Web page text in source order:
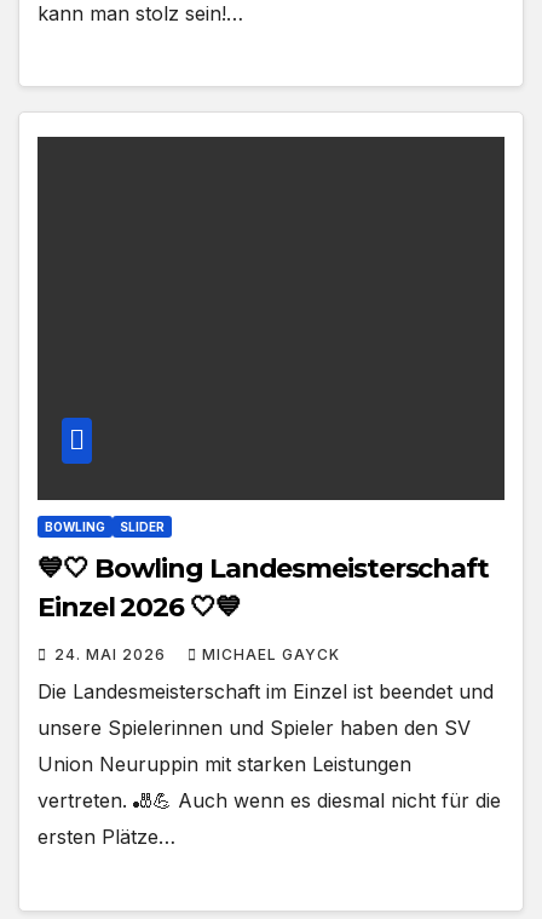
kann man stolz sein!…
BOWLING SLIDER
💙🤍 Bowling Landesmeisterschaft
Einzel 2026 🤍💙
24. MAI 2026 MICHAEL GAYCK
Die Landesmeisterschaft im Einzel ist beendet und
unsere Spielerinnen und Spieler haben den SV
Union Neuruppin mit starken Leistungen
vertreten. 🎳💪 Auch wenn es diesmal nicht für die
ersten Plätze…